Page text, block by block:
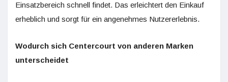
Einsatzbereich schnell findet. Das erleichtert den Einkauf
erheblich und sorgt für ein angenehmes Nutzererlebnis.
Wodurch sich Centercourt von anderen Marken
unterscheidet